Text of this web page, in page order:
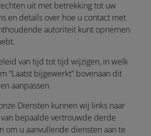
uit met betrekking tot uw
en details over hoe u contact met
autoriteit kunt opnemen
van tijd tot tijd wijzigen, in welk
“Laatst bijgewerkt” bovenaan dit
aanpassen.
Diensten kunnen wij links naar
bepaalde vertrouwde derde
om u aanvullende diensten aan te